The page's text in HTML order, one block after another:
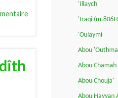
'Illaych
'Iraqi
'Oulaymi
Abou
Abou Chamah
Abou Chouja'
Abou Hayyan